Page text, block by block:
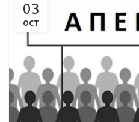
03
OCT